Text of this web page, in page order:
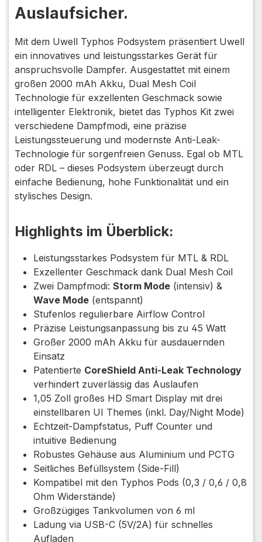
Auslaufsicher.
Mit dem Uwell Typhos Podsystem präsentiert Uwell
ein innovatives und leistungsstarkes Gerät für
anspruchsvolle Dampfer. Ausgestattet mit einem
großen 2000 mAh Akku, Dual Mesh Coil
Technologie für exzellenten Geschmack sowie
intelligenter Elektronik, bietet das Typhos Kit zwei
verschiedene Dampfmodi, eine präzise
Leistungssteuerung und modernste Anti-Leak-
Technologie für sorgenfreien Genuss. Egal ob MTL
oder RDL – dieses Podsystem überzeugt durch
einfache Bedienung, hohe Funktionalität und ein
stylisches Design.
Highlights im Überblick:
Leistungsstarkes Podsystem für MTL & RDL
Exzellenter Geschmack dank Dual Mesh Coil
Zwei Dampfmodi: Storm Mode (intensiv) &
Wave Mode (entspannt)
Stufenlos regulierbare Airflow Control
Präzise Leistungsanpassung bis zu 45 Watt
Großer 2000 mAh Akku für ausdauernden
Einsatz
Patentierte CoreShield Anti-Leak Technology
verhindert zuverlässig das Auslaufen
1,05 Zoll großes HD Smart Display mit drei
einstellbaren UI Themes (inkl. Day/Night Mode)
Echtzeit-Dampfstatus, Puff Counter und
intuitive Bedienung
Robustes Gehäuse aus Aluminium und PCTG
Seitliches Befüllsystem (Side-Fill)
Kompatibel mit den Typhos Pods (0,3 / 0,6 / 0,8
Ohm Widerstände)
Großzügiges Tankvolumen von 6 ml
Ladung via USB-C (5V/2A) für schnelles
Aufladen